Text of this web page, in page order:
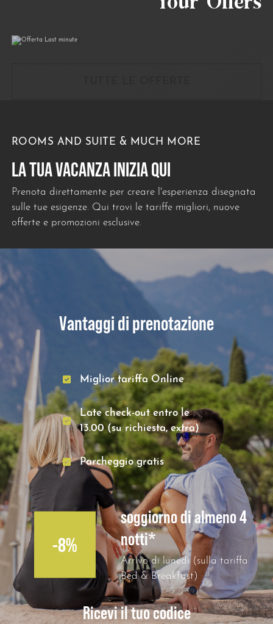
Your Offers
ROOMS AND SUITE & MUCH MORE
LA TUA VACANZA INIZIA QUI
Prenota direttamente per creare l'esperienza disegnata
sulle tue esigenze. Qui trovi le tariffe migliori, nuove
offerte e promozioni esclusive.
Vantaggi di prenotazione
Miglior tariffa Online
Late check-out entro le
13.00 (su richiesta, extra)
Parcheggio gratis
-8%
soggiorno di almeno 4
notti*
Arrivo di lunedì (sulla tariffa
Bed & Breakfast)
Ricevi il tuo codice